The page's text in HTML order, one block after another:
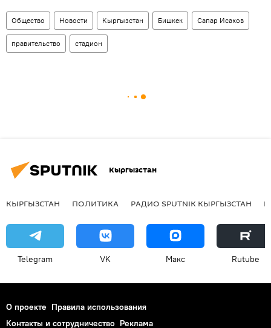
Общество Новости Кыргызстан Бишкек Сапар Исаков
правительство стадион
Кыргызстан
КЫРГЫЗСТАН ПОЛИТИКА РАДИО SPUTNIK КЫРГЫЗСТАН
Telegram VK Макс Rutube
О проекте Правила использования
Контакты и сотрудничество Реклама